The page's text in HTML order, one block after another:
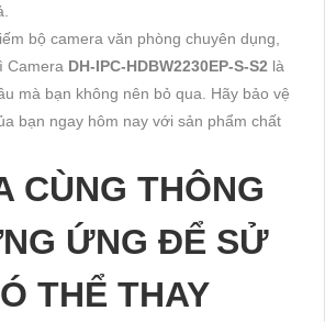
bộ camera văn phòng chuyên dụng,
Camera DH-IPC-HDBW2230EP-S-S2 là
mà bạn không nên bỏ qua. Hãy bảo vệ
bạn ngay hôm nay với sản phẩm chất
CÙNG THÔNG
ỨNG ĐỂ SỬ
THỂ THAY